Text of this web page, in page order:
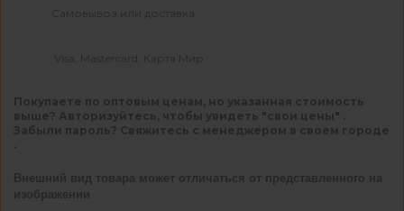
Самовывоз или доставка
Visa, Mastercard, Карта Мир
Покупаете по оптовым ценам, но указанная стоимость
выше? Авторизуйтесь, чтобы увидеть "свои цены" .
Забыли пароль? Свяжитесь с менеджером в своем городе
Внешний вид товара может отличаться от представленного на
изображении